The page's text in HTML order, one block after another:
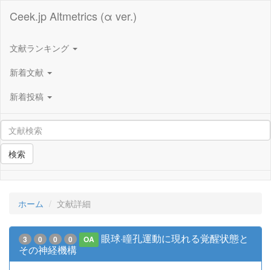
Ceek.jp Altmetrics (α ver.)
文献ランキング
新着文献
新着投稿
検索
ホーム 文献詳細
3 0 0 0 OA
眼球·瞳孔運動に現れる覚醒状態と
その神経機構